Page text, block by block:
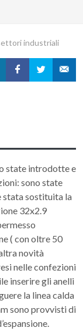
industriali
state introdotte e
sono state
stata sostituita la
32x2.9
( con oltre 50
novità
nelle confezioni
inserire gli anelli
la linea calda
sono provvisti di